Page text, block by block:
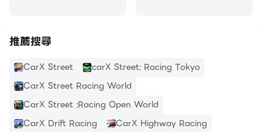
推薦搜尋
CarX Street
carX Street: Racing Tokyo
CarX Street Racing World
CarX Street :Racing Open World
CarX Drift Racing
CarX Highway Racing